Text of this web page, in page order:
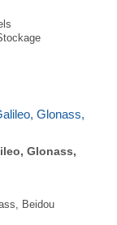
mm
Glonass,
Beidou